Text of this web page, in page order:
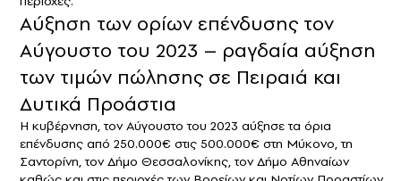
Αύξηση των ορίων επένδυσης τον
Αύγουστο του 2023 – ραγδαία αύξηση
των τιμών πώλησης σε Πειραιά και
Δυτικά Προάστια
Η κυβέρνηση, τον Αύγουστο του 2023 αύξησε τα όρια
επένδυσης από 250.000€ στις 500.000€ στη Μύκονο, τη
Σαντορίνη, τον Δήμο Θεσσαλονίκης, τον Δήμο Αθηναίων